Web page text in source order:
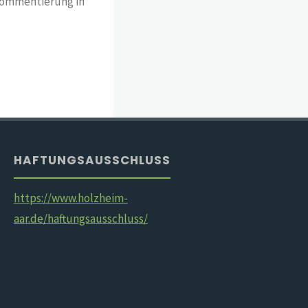
HAFTUNGSAUSSCHLUSS
https://www.holzheim-
aar.de/haftungsausschluss/